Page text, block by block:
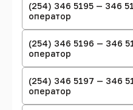
(254) 346 5195 — 346
оператор
(254) 346 5196 — 346
оператор
(254) 346 5197 — 346
оператор